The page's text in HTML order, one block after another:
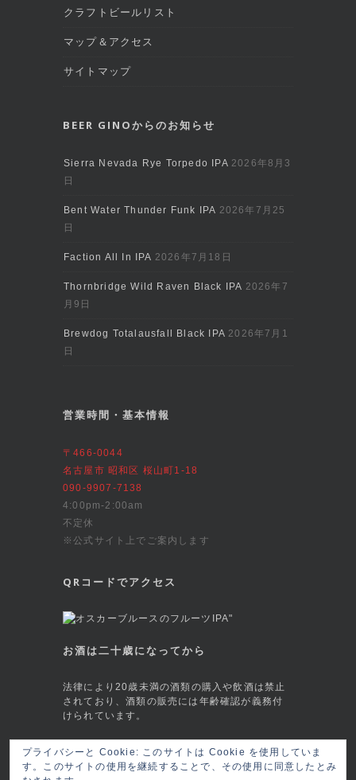
クラフトビールリスト
マップ＆アクセス
サイトマップ
BEER GINOからのお知らせ
Sierra Nevada Rye Torpedo IPA 2026年8月3
日
Bent Water Thunder Funk IPA 2026年7月25
日
Faction All In IPA 2026年7月18日
Thornbridge Wild Raven Black IPA 2026年7
月9日
Brewdog Totalausfall Black IPA 2026年7月1
日
営業時間・基本情報
〒466-0044
名古屋市 昭和区 桜山町1-18
090-9907-7138
4:00pm-2:00am
不定休
※公式サイト上でご案内します
QRコードでアクセス
お酒は二十歳になってから
法律により20歳未満の酒類の購入や飲酒は禁止
されており、酒類の販売には年齢確認が義務付
けられています。
This site is protected by reCAPTCHA and
the GooglePrivacy Policyand
Terms of
Serviceapply.
プライバシーと Cookie: このサイトは Cookie を使用していま
す。このサイトの使用を継続することで、その使用に同意したとみ